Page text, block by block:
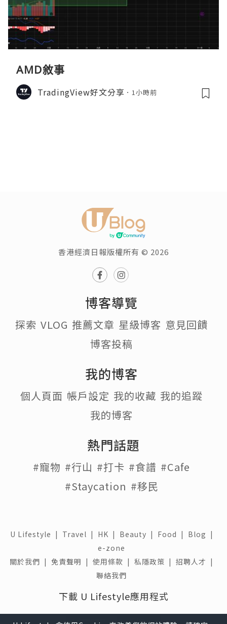
AMD敘事
TradingView好文分享 1小時前
香港經濟日報版權所有 © 2026
博客導覽
探索 VLOG 推薦文章 星級博客 意見回饋
博客投稿
我的博客
個人頁面 帳戶設定 我的收藏 我的追蹤
我的博客
熱門話題
#寵物 #行山 #打卡 #食譜 #Cafe
#Staycation #移民
U Lifestyle | Travel | HK | Beauty | Food | Blog |
e-zone
關於我們 | 免責聲明 | 使用條款 | 私隱政策 | 招聘人才 |
聯絡我們
下載 U Lifestyle應用程式